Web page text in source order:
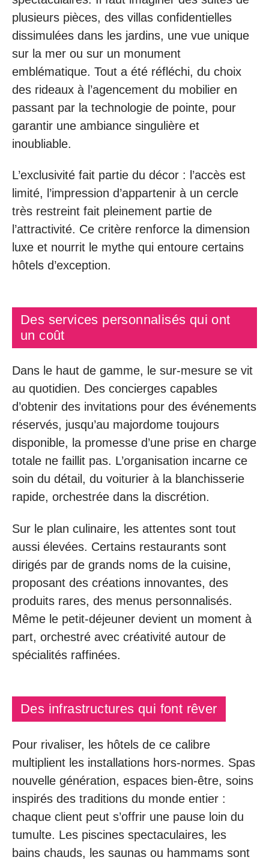
plusieurs pièces, des villas confidentielles
dissimulées dans les jardins, une vue unique
sur la mer ou sur un monument
emblématique. Tout a été réfléchi, du choix
des rideaux à l’agencement du mobilier en
passant par la technologie de pointe, pour
garantir une ambiance singulière et
inoubliable.
L’exclusivité fait partie du décor : l’accès est
limité, l’impression d’appartenir à un cercle
très restreint fait pleinement partie de
l’attractivité. Ce critère renforce la dimension
luxe et nourrit le mythe qui entoure certains
hôtels d’exception.
Des services personnalisés qui ont
un coût
Dans le haut de gamme, le sur-mesure se vit
au quotidien. Des concierges capables
d’obtenir des invitations pour des événements
réservés, jusqu’au majordome toujours
disponible, la promesse d’une prise en charge
totale ne faillit pas. L’organisation incarne ce
soin du détail, du voiturier à la blanchisserie
rapide, orchestrée dans la discrétion.
Sur le plan culinaire, les attentes sont tout
aussi élevées. Certains restaurants sont
dirigés par de grands noms de la cuisine,
proposant des créations innovantes, des
produits rares, des menus personnalisés.
Même le petit-déjeuner devient un moment à
part, orchestré avec créativité autour de
spécialités raffinées.
Des infrastructures qui font rêver
Pour rivaliser, les hôtels de ce calibre
multiplient les installations hors-normes. Spas
nouvelle génération, espaces bien-être, soins
inspirés des traditions du monde entier :
chaque client peut s’offrir une pause loin du
tumulte. Les piscines spectaculaires, les
bains chauds, les saunas ou hammams sont